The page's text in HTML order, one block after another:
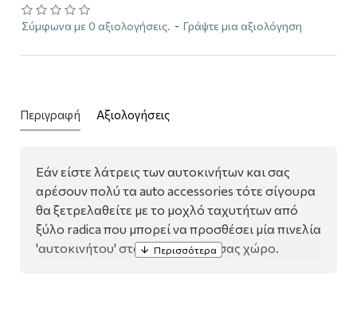
Σύμφωνα με 0 αξιολογήσεις. - Γράψτε μια αξιολόγηση
Περιγραφή Αξιολογήσεις
Εάν είστε λάτρεις των αυτοκινήτων και σας
αρέσουν πολύ τα auto accessories τότε σίγουρα
θα ξετρελαθείτε με το μοχλό ταχυτήτων από
ξύλο radica που μπορεί να προσθέσει μία πινελία
'αυτοκινήτου' στον αγαπημένο σας χώρο.